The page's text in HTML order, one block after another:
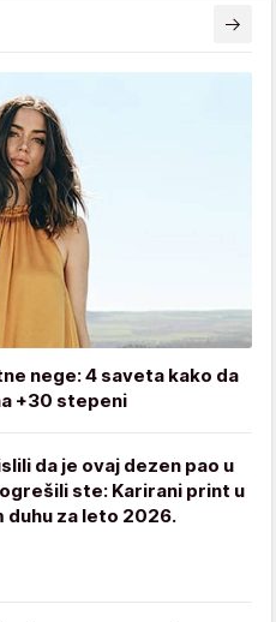
nege: 4 saveta kako da
+30 stepeni
da je ovaj dezen pao u
ste: Karirani print u
duhu za leto 2026.